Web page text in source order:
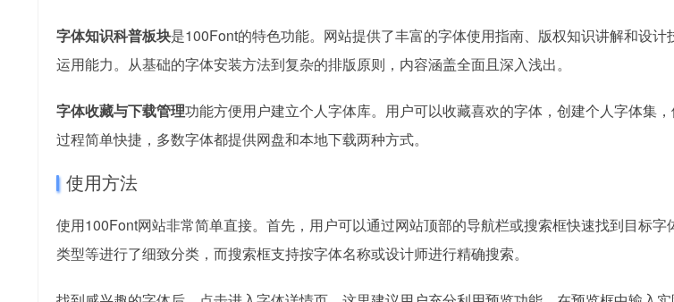
字体知识科普板块是100Font的特色功能。网站提供了丰富的字体使用指南、版权知识讲解和设
运用能力。从基础的字体安装方法到复杂的排版原则，内容涵盖全面且深入浅出。
字体收藏与下载管理功能方便用户建立个人字体库。用户可以收藏喜欢的字体，创建个人字体集
过程简单快捷，多数字体都提供网盘和本地下载两种方式。
使用方法
使用100Font网站非常简单直接。首先，用户可以通过网站顶部的导航栏或搜索框快速找到目标
类型等进行了细致分类，而搜索框支持按字体名称或设计师进行精确搜索。